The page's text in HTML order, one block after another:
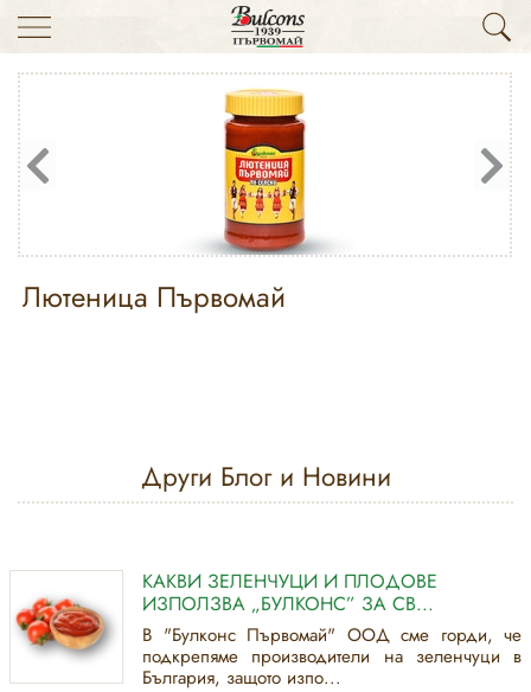
Лютеница Първомай
Други Блог и Новини
КАКВИ ЗЕЛЕНЧУЦИ И ПЛОДОВЕ
ИЗПОЛЗВА „БУЛКОНС” ЗА СВ...
В "Булконс Първомай" ООД сме горди, че
подкрепяме производители на зеленчуци в
България, защото изпо...